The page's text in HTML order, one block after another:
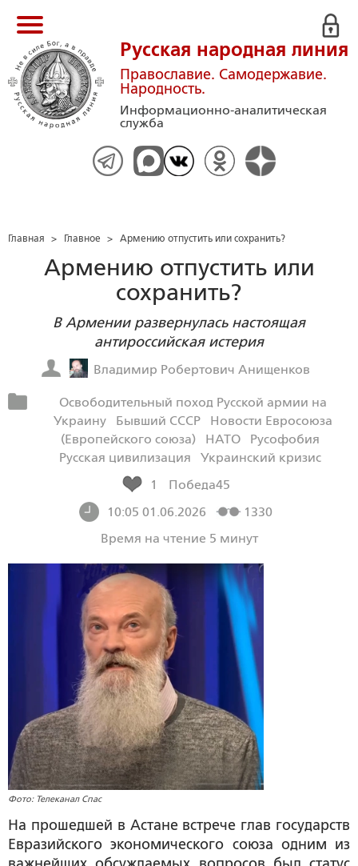
Русская народная линия
Православие. Самодержавие.
Народность.
Информационно-аналитическая
служба
Главная > Главное > Армению отпустить или сохранить?
Армению отпустить или
сохранить?
В Армении развернулась настоящая
антироссийская истерия
Владимир Робертович Анищенков
Освободительный поход Русской армии на
Украину
Бывший СССР
Новости Евросоюза
(Европейского союза)
НАТО
Русофобия
Русская цивилизация
Украинский кризис
1
Победа45
10:05 01.06.2026
1330
Время на чтение 5 минут
Фото: Телеканал Спас
На прошедшей в Астане встрече глав государств
Евразийского экономического союза одним из